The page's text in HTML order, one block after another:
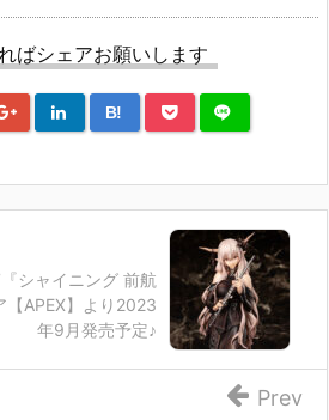
ばシェアお願いします
B!
シャイニング 前航
【APEX】より2023
年9月発売予定♪
Prev